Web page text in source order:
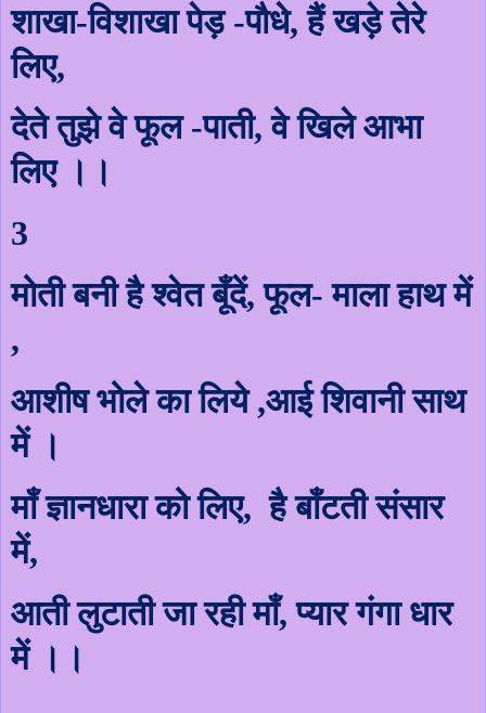
शाखा-विशाखा पेड़ -पौधे,हैं खड़े तेरे
लिए,
देते तुझे वे फूल -पाती,वे खिले आभा
लिए ।।
3
मोती बनी है श्वेत बूँदें,फूल- माला हाथ में
,
आशीष भोले का लिये ,आईशिवानी साथ
में ।
माँ ज्ञानधारा को लिए, है बाँटती संसार
में,
आती लुटाती जा रही माँ,प्यार गंगा धार
में ।।